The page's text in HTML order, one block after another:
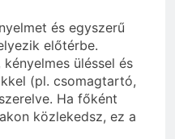
és egyszerű
előtérbe.
üléssel és
(pl. csomagtartó,
Ha főként
közlekedsz, ez a